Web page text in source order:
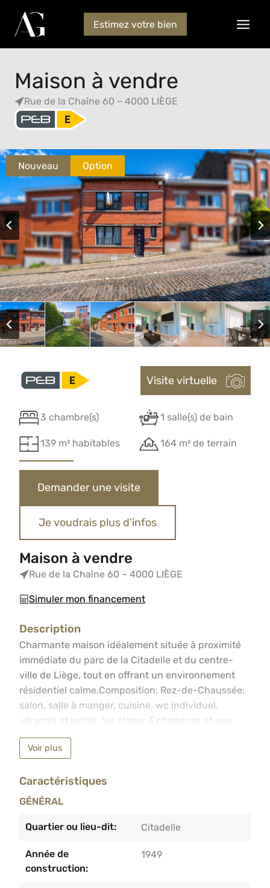
Estimez votre bien
Maison à vendre
Rue de la Chaîne 60 – 4000 LIÈGE
Nouveau Option
Visite virtuelle
3 chambre(s) 1 salle(s) de bain
139 m² habitables 164 m² de terrain
Demander une visite
Je voudrais plus d’infos
Maison à vendre
Rue de la Chaîne 60 – 4000 LIÈGE
Simuler mon financement
Description
Charmante maison idéalement située à proximité
Charmante maison idéalement située à proximité
immédiate du parc de la Citadelle et du centre-
ville de Liège, tout en offrant un environnement
résidentiel calme.Composition: Rez-de-Chaussée:
salon, salle à manger, cuisine, wc individuel,
véranda et jardin. 1er étage: 3 chambres et une
salle de bain. Sous-sol: espace de stockage et
chaufferie.PEB E. CC au mazout. RC net:
Voir plus
Caractéristiques
GÉNÉRAL
Quartier ou lieu-dit: Citadelle
Année de
construction:
1949